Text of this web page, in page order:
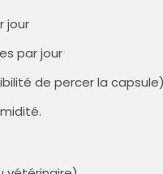
jour
par jour
de percer la capsule)